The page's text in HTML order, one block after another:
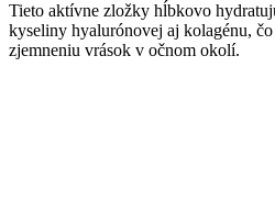
Tieto aktívne zložky hĺbkovo
kyseliny hyalurónovej aj kolagénu,
zjemneniu vrások v očnom okolí.